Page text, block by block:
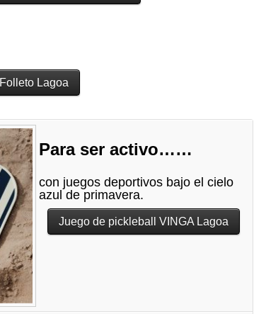
Folleto Lagoa
Para ser activo……
con juegos deportivos bajo el cielo
azul de primavera.
Juego de pickleball VINGA Lagoa